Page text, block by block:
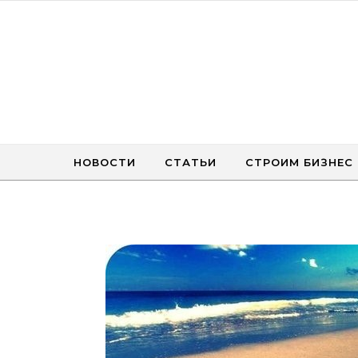
НОВОСТИ СТАТЬИ СТРОИМ БИЗНЕС